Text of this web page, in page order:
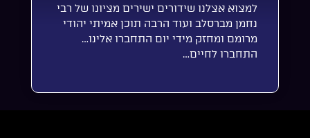
למצוא אצלנו שידורים ישירים מציונו של רבי
נחמן מברסלב ועוד הרבה תוכן אמיתי יהודי
מרומם ומחזק מידי יום התחברו אלינו…
התחברו לחיים…